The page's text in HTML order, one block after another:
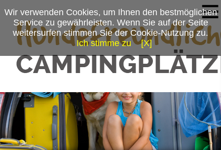
Wir verwenden Cookies, um Ihnen den bestmöglichen
Service zu gewährleisten. Wenn Sie auf der Seite
weitersurfen stimmen Sie der Cookie-Nutzung zu.
Ich stimme zu
[X]